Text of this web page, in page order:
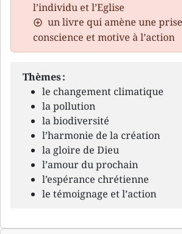
l’individu et l’Eglise
un livre qui amène une
conscience et motive à l’action
Thèmes :
le changement climatique
la pollution
la biodiversité
l’harmonie de la création
la gloire de Dieu
l’amour du prochain
l’espérance chrétienne
le témoignage et l’action